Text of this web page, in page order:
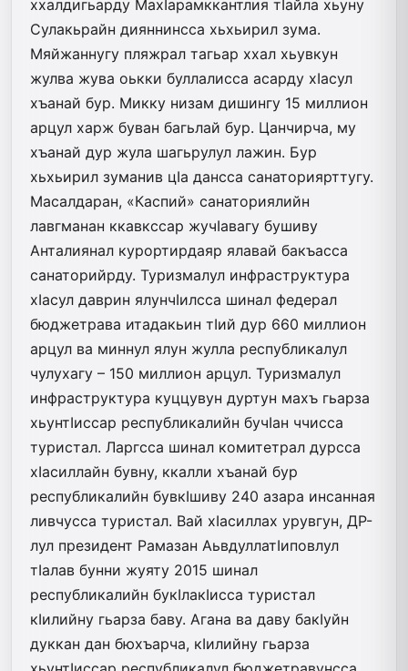
ххалдигьарду МахIарамккантлия тIайла хьуну
Сулакьрайн дияннинсса хьхьирил зума.
Мяйжаннугу пляжрал тагьар ххал хьувкун
жулва жува оькки буллалисса асарду хIасул
хъанай бур. Микку низам дишингу 15 миллион
арцул харж буван багьлай бур. Цанчирча, му
хъанай дур жула шагьрулул лажин. Бур
хьхьирил зуманив цIа дансса санаториярттугу.
Масалдаран, «Каспий» санаториялийн
лавгманан ккавкссар жучIавагу бушиву
Анталиянал курортирдаяр ялавай бакъасса
санаторийрду. Туризмалул инфраструктура
хIасул даврин ялунчIилсса шинал федерал
бюджетрава итадакьин тIий дур 660 миллион
арцул ва миннул ялун жулла республикалул
чулухагу – 150 миллион арцул. Туризмалул
инфраструктура куццувун дуртун махъ гьарза
хьунтIиссар республикалийн бучIан ччисса
туристал. Ларгсса шинал комитетрал дурсса
хIасиллайн бувну, ккалли хъанай бур
республикалийн бувкIшиву 240 азара инсанная
ливчусса туристал. Вай хIасиллах урувгун, ДР-
лул президент Рамазан АьвдуллатIиповлул
тIалав бунни жуяту 2015 шинал
республикалийн букIлакIисса туристал
кIилийну гьарза баву. Агана ва даву бакIуйн
дуккан дан бюхъарча, кIилийну гьарза